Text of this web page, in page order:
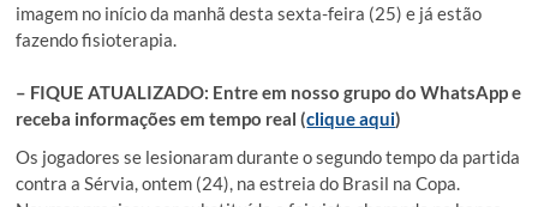
imagem no início da manhã desta sexta-feira (25) e já estão
fazendo fisioterapia.
– FIQUE ATUALIZADO: Entre em nosso grupo do WhatsApp e
receba informações em tempo real (clique aqui)
Os jogadores se lesionaram durante o segundo tempo da partida
contra a Sérvia, ontem (24), na estreia do Brasil na Copa.